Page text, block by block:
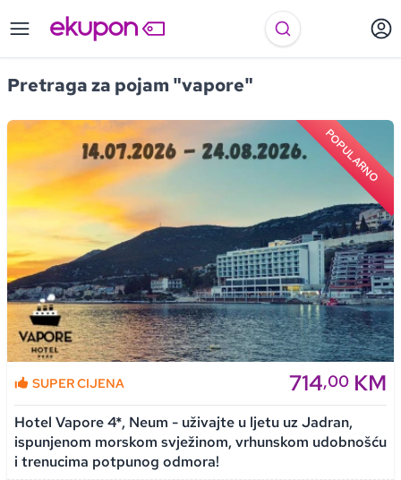
Pretraga za pojam "vapore"
POPULARNO
SUPER CIJENA 714,00 KM
Hotel Vapore 4*, Neum - uživajte u ljetu uz Jadran,
ispunjenom morskom svježinom, vrhunskom udobnošću
i trenucima potpunog odmora!